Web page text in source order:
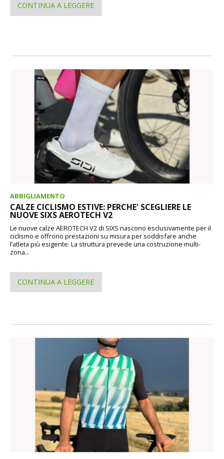
CONTINUA A LEGGERE
ABBIGLIAMENTO
CALZE CICLISMO ESTIVE: PERCHE' SCEGLIERE LE
NUOVE SIXS AEROTECH V2
Le nuove calze AEROTECH V2 di SIXS nascono esclusivamente per il
ciclismo e offrono prestazioni su misura per soddisfare anche
l’atleta più esigente. La struttura prevede una costruzione multi-
zona...
CONTINUA A LEGGERE